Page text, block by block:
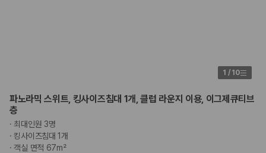
1 / 10
파노라믹 스위트, 킹사이즈침대 1개, 클럽 라운지 이용, 이그제큐티브
층
· 최대인원 3명
·킹사이즈침대 1개
·객실 면적 67m²